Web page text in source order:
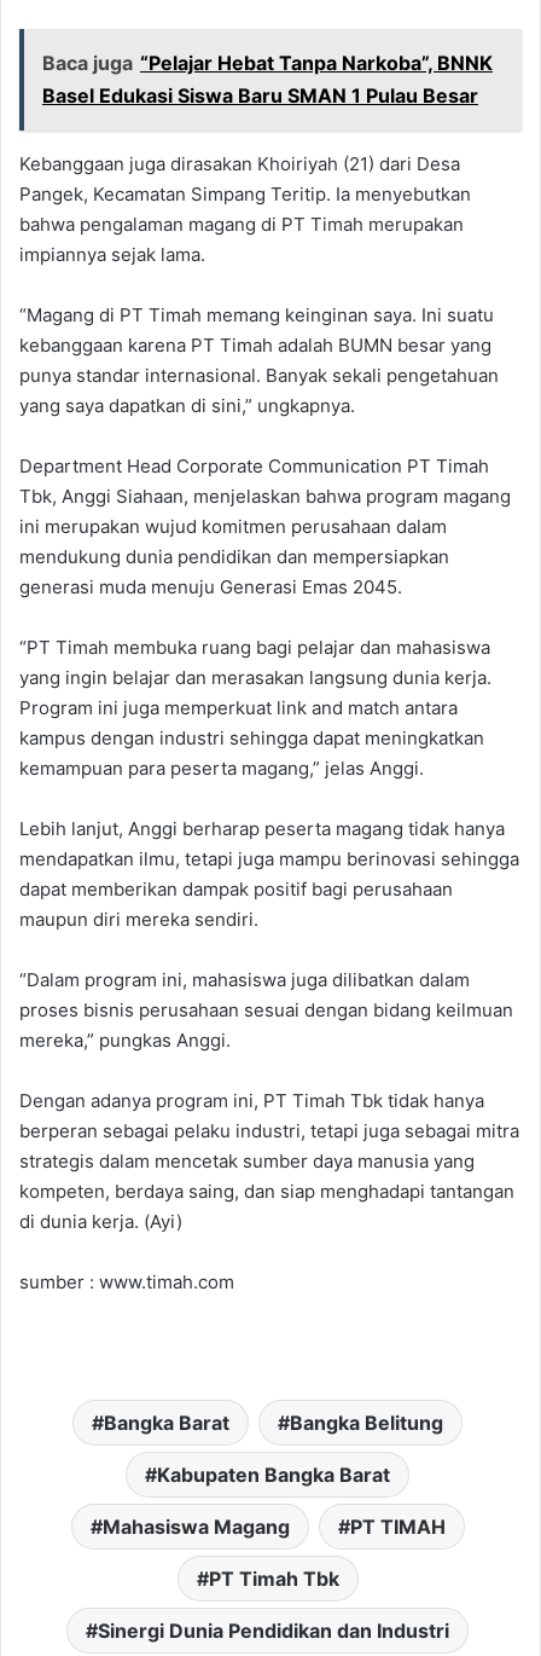
Baca juga “Pelajar Hebat Tanpa Narkoba”, BNNK
Basel Edukasi Siswa Baru SMAN 1 Pulau Besar
Kebanggaan juga dirasakan Khoiriyah (21) dari Desa
Pangek, Kecamatan Simpang Teritip. Ia menyebutkan
bahwa pengalaman magang di PT Timah merupakan
impiannya sejak lama.
“Magang di PT Timah memang keinginan saya. Ini suatu
kebanggaan karena PT Timah adalah BUMN besar yang
punya standar internasional. Banyak sekali pengetahuan
yang saya dapatkan di sini,” ungkapnya.
Department Head Corporate Communication PT Timah
Tbk, Anggi Siahaan, menjelaskan bahwa program magang
ini merupakan wujud komitmen perusahaan dalam
mendukung dunia pendidikan dan mempersiapkan
generasi muda menuju Generasi Emas 2045.
“PT Timah membuka ruang bagi pelajar dan mahasiswa
yang ingin belajar dan merasakan langsung dunia kerja.
Program ini juga memperkuat link and match antara
kampus dengan industri sehingga dapat meningkatkan
kemampuan para peserta magang,” jelas Anggi.
Lebih lanjut, Anggi berharap peserta magang tidak hanya
mendapatkan ilmu, tetapi juga mampu berinovasi sehingga
dapat memberikan dampak positif bagi perusahaan
maupun diri mereka sendiri.
“Dalam program ini, mahasiswa juga dilibatkan dalam
proses bisnis perusahaan sesuai dengan bidang keilmuan
mereka,” pungkas Anggi.
Dengan adanya program ini, PT Timah Tbk tidak hanya
berperan sebagai pelaku industri, tetapi juga sebagai mitra
strategis dalam mencetak sumber daya manusia yang
kompeten, berdaya saing, dan siap menghadapi tantangan
di dunia kerja. (Ayi)
sumber : www.timah.com
Bangka Barat Bangka Belitung
Kabupaten Bangka Barat
Mahasiswa Magang PT TIMAH
PT Timah Tbk
Sinergi Dunia Pendidikan dan Industri